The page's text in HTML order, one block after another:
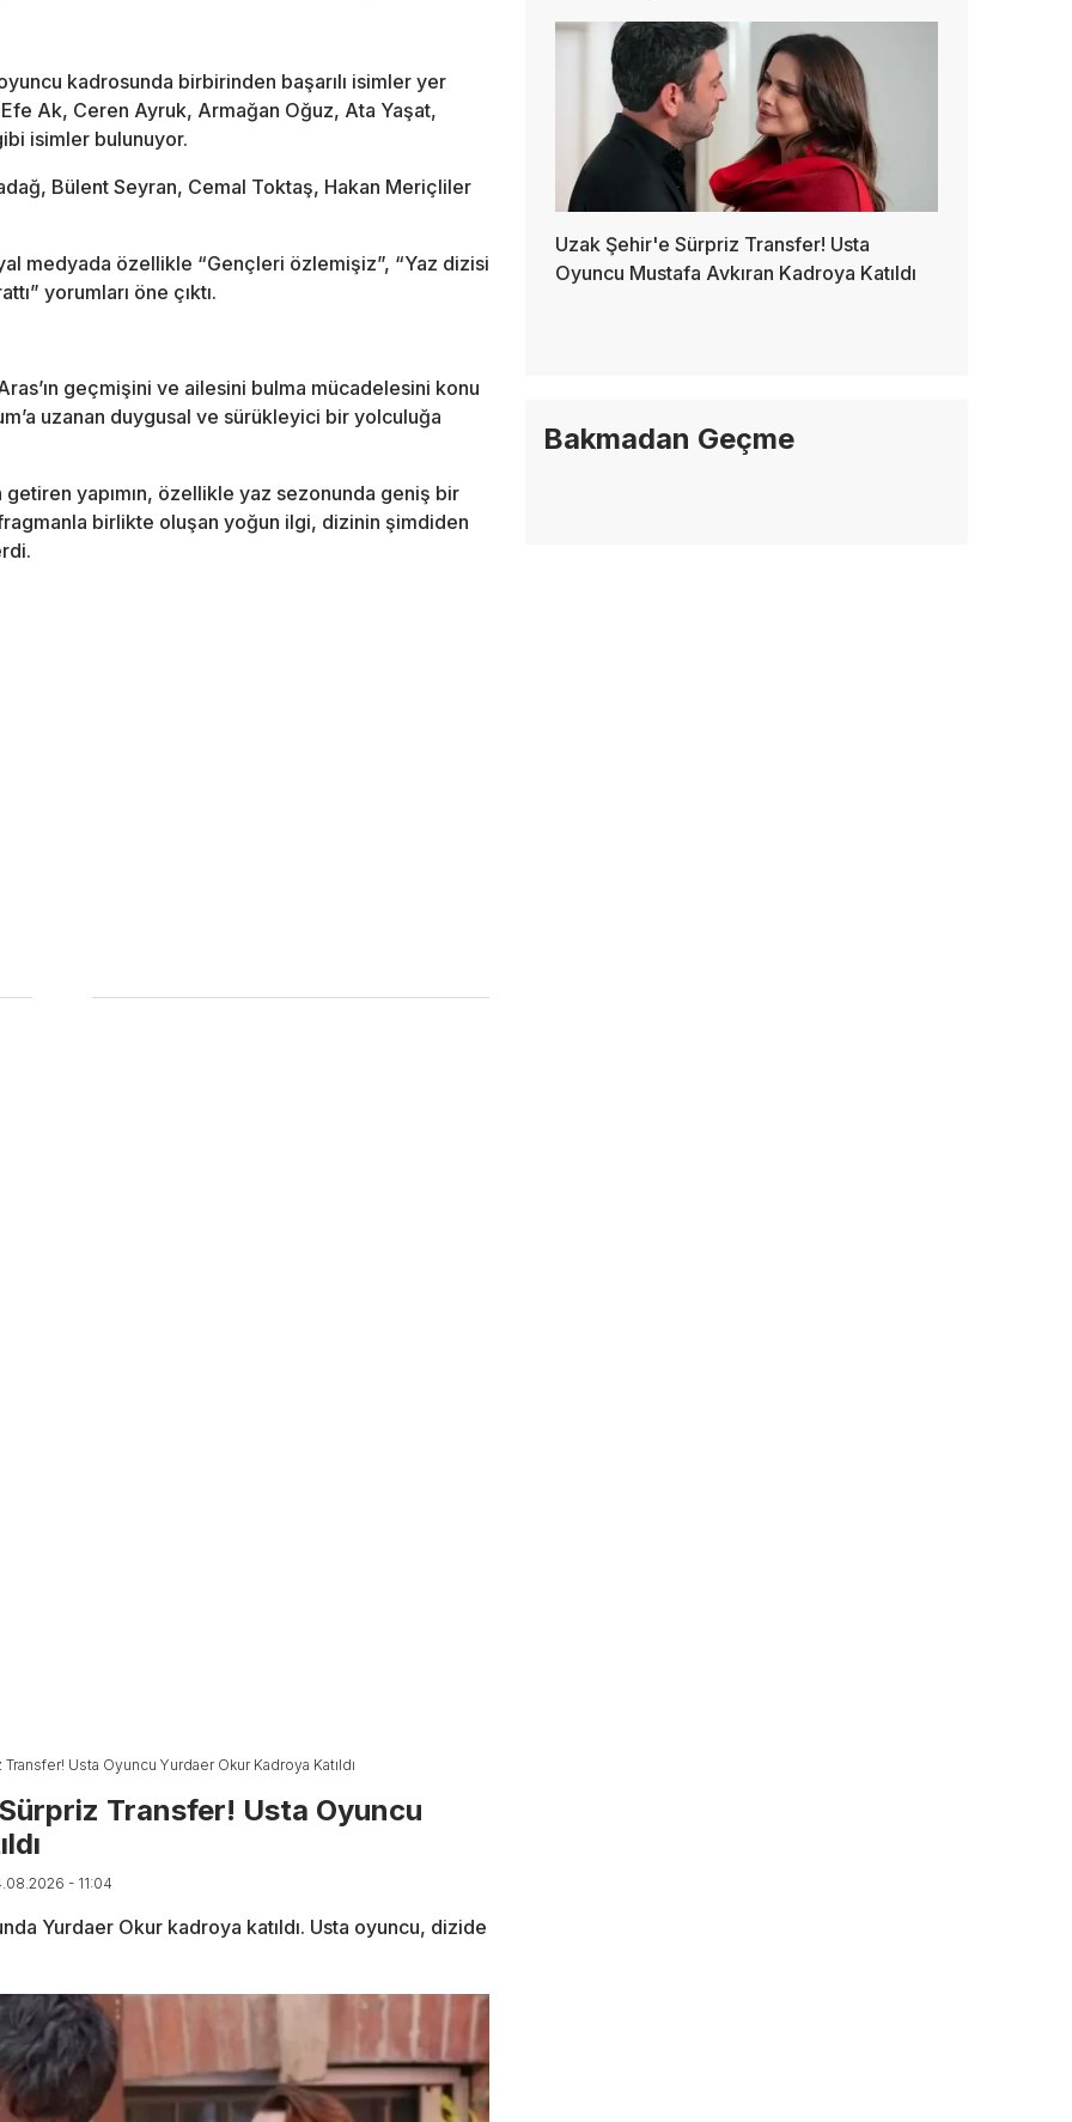
kadrosunda birbirinden başarılı isimler yer
Ak, Ceren Ayruk, Armağan Oğuz, Ata Yaşat,
isimler bulunuyor.
, Bülent Seyran, Cemal Toktaş, Hakan Meriçliler
medyada özellikle “Gençleri özlemişiz”, “Yaz dizisi
yorumları öne çıktı.
geçmişini ve ailesini bulma mücadelesini konu
uzanan duygusal ve sürükleyici bir yolculuğa
yapımın, özellikle yaz sezonunda geniş bir
birlikte oluşan yoğun ilgi, dizinin şimdiden
Usta Oyuncu Yurdaer Okur Kadroya Katıldı
Transfer! Usta Oyuncu
- 11:04
Yurdaer Okur kadroya katıldı. Usta oyuncu, dizide
Uzak Şehir'e Sürpriz Transfer! Usta
Oyuncu Mustafa Avkıran Kadroya Katıldı
Bakmadan Geçme